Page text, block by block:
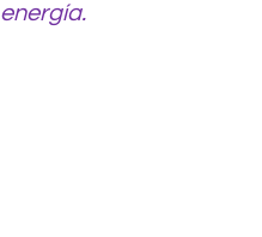
energía.